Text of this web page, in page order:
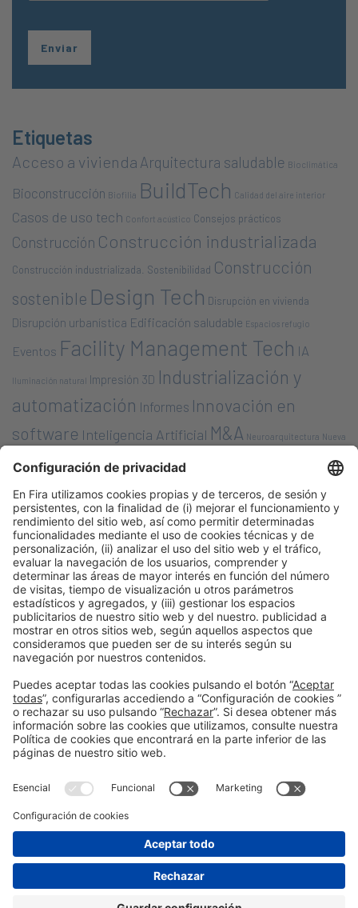
Etiquetas
Acceso a vivienda Arquitectura saludable Bioclimática
Bioconstrucción Biofilia BuildTech Calidad del aire interior
Casos de uso tech Confort acústico Consejos prácticos
Construcción Construcción industrializada
Construcción industrializada. Sostenibilidad Construcción
sostenible Design Tech Disrupción en vivienda
Disrupción urbanística Edificación saludable Espacios refugio
Eventos Facility Management Tech IA
Iluminación natural Impresión 3D Industrialización y
automatización Informes Innovación en
software Inteligencia Artificial M&A Neuroarquitectura Nueva
Bauhaus Europea Nuevas tecnologías/ soluciones
Opinión planificación urbana Premios &
NombramientosPropTech Robótica en la
construcciónRondas de financiaciónSalud y
bienestar SostenibilidadSostenibilidad ambiental
Startups innovadorasTendenciasVivienda
saludableVivienda Social
Política de privacidad
Política de cookies
#construmat